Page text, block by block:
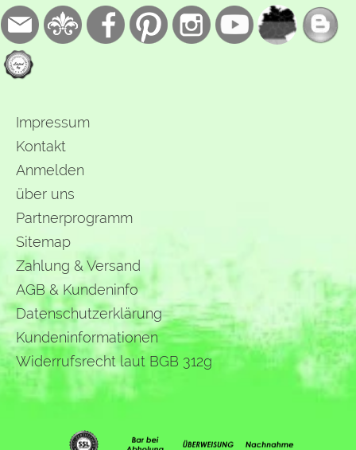
Impressum
Kontakt
Anmelden
über uns
Partnerprogramm
Sitemap
Zahlung & Versand
AGB & Kundeninfo
Datenschutzerklärung
Kundeninformationen
Widerrufsrecht laut BGB 312g